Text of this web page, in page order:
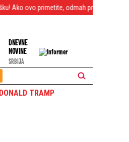
odmah prijavite (FOTO)
DNEVNE
NOVINE
SRBIJA
DONALD TRAMP